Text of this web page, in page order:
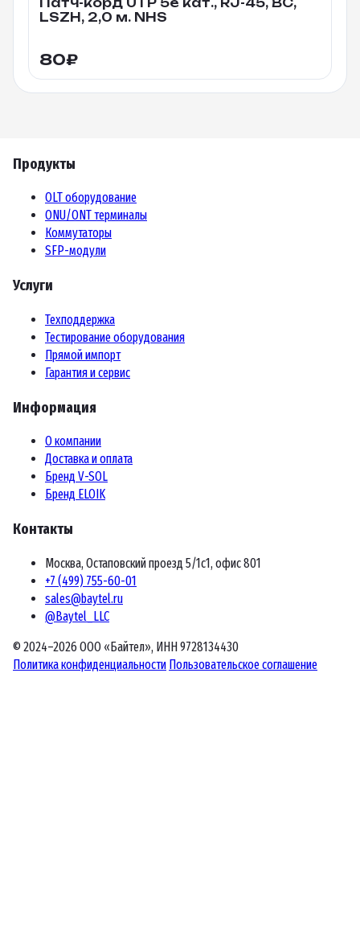
LSZH, 2,0 м. NHS
80₽
Продукты
OLT оборудование
ONU/ONT терминалы
Коммутаторы
SFP-модули
Услуги
Техподдержка
Тестирование оборудования
Прямой импорт
Гарантия и сервис
Информация
О компании
Доставка и оплата
Бренд V-SOL
Бренд ELOIK
Контакты
Москва, Остаповский проезд 5/1с1, офис 801
+7 (499) 755-60-01
sales@baytel.ru
@Baytel_LLC
© 2024–2026 ООО «Байтел», ИНН 9728134430
Политика конфиденциальности Пользовательское соглашение